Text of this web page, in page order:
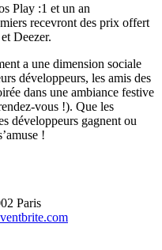
Play :1 et un an
recevront des prix offert
Deezer.
a une dimension sociale
développeurs, les amis des
dans une ambiance festive
vous !). Que les
développeurs gagnent ou
!
Paris